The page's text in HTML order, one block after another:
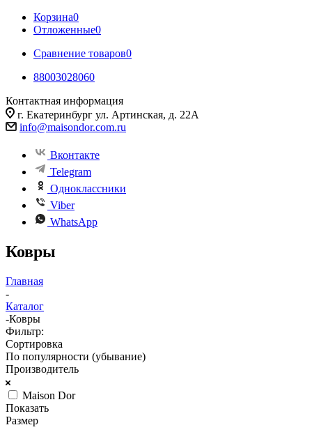
Корзина0
Отложенные0
Сравнение товаров0
88003028060
Контактная информация
г. Екатеринбург ул. Артинская, д. 22А
info@maisondor.com.ru
Вконтакте
Telegram
Одноклассники
Viber
WhatsApp
Ковры
Главная
-
Каталог
-Ковры
Фильтр:
Сортировка
По популярности (убывание)
Производитель
Maison Dor
Показать
Размер